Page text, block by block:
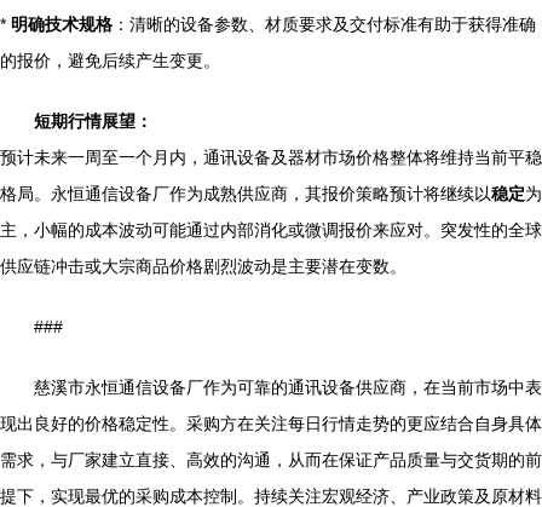
* 明确技术规格 ：清晰的设备参数、材质要求及交付标准有助于获得准确
的报价，避免后续产生变更。
短期行情展望：
预计未来一周至一个月内，通讯设备及器材市场价格整体将维持当前平稳
格局。永恒通信设备厂作为成熟供应商，其报价策略预计将继续以稳定为
主，小幅的成本波动可能通过内部消化或微调报价来应对。突发性的全球
供应链冲击或大宗商品价格剧烈波动是主要潜在变数。
###
慈溪市永恒通信设备厂作为可靠的通讯设备供应商，在当前市场中表
现出良好的价格稳定性。采购方在关注每日行情走势的更应结合自身具体
需求，与厂家建立直接、高效的沟通，从而在保证产品质量与交货期的前
提下，实现最优的采购成本控制。持续关注宏观经济、产业政策及原材料